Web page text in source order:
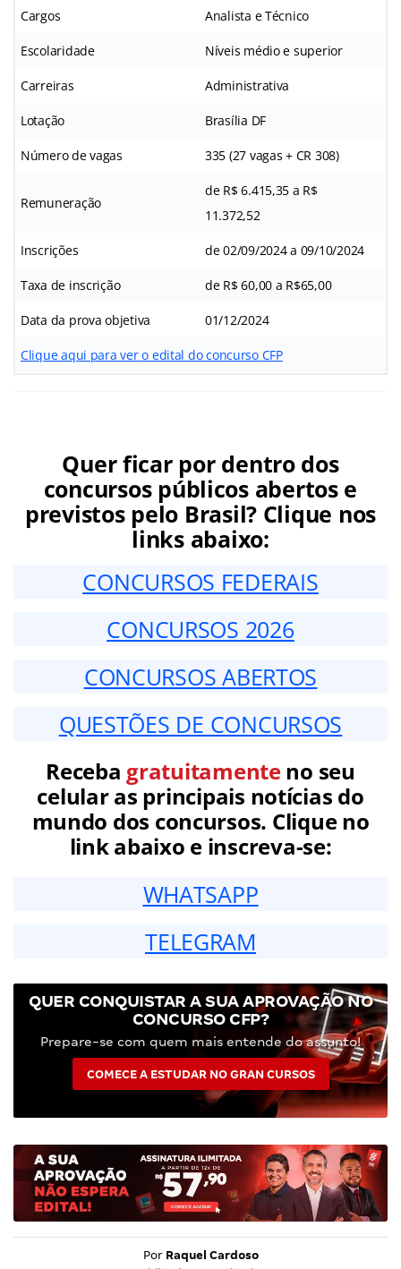
Cargos Analista e Técnico
Escolaridade Níveis médio e superior
Carreiras Administrativa
Lotação Brasília DF
Número de vagas 335 (27 vagas + CR 308)
Remuneração
de R$ 6.415,35 a R$
11.372,52
Inscrições de 02/09/2024 a 09/10/2024
Taxa de inscrição de R$ 60,00 a R$65,00
Data da prova objetiva 01/12/2024
Clique aqui para ver o edital do concurso CFP
Quer ficar por dentro dos
concursos públicos abertos e
previstos pelo Brasil? Clique nos
links abaixo:
CONCURSOS FEDERAIS
CONCURSOS 2026
CONCURSOS ABERTOS
QUESTÕES DE CONCURSOS
Receba gratuitamenteno seu
celular as principais notícias do
mundo dos concursos. Clique no
link abaixo e inscreva-se:
WHATSAPP
TELEGRAM
QUER CONQUISTAR A SUA APROVAÇÃO NO
CONCURSO CFP?
Prepare-se com quem mais entende do assunto!
COMECE A ESTUDAR NO GRAN CURSOS
Por Raquel Cardoso